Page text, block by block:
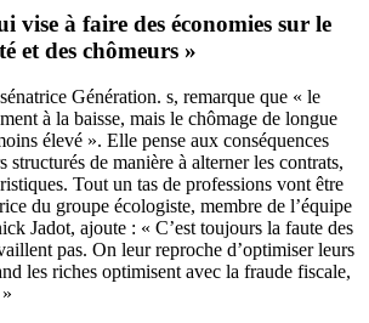
vise à faire des économies sur le
et des chômeurs »
Génération. s, remarque que « le
à la baisse, mais le chômage de longue
élevé ». Elle pense aux conséquences
structurés de manière à alterner les contrats,
Tout un tas de professions vont être
du groupe écologiste, membre de l’équipe
Jadot, ajoute : « C’est toujours la faute des
pas. On leur reproche d’optimiser leurs
les riches optimisent avec la fraude fiscale,